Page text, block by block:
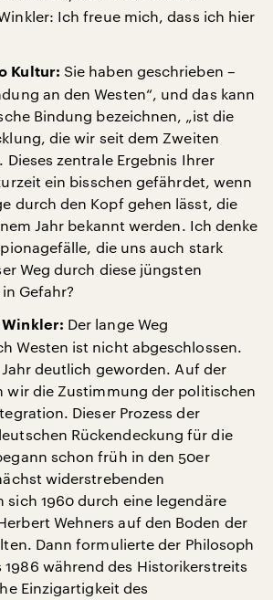
Ich freue mich, dass ich hier
Kultur: Sie haben geschrieben –
an den Westen“, und das kann
Bindung bezeichnen, „ist die
die wir seit dem Zweiten
Dieses zentrale Ergebnis Ihrer
ein bisschen gefährdet, wenn
durch den Kopf gehen lässt, die
Jahr bekannt werden. Ich denke
die uns auch stark
Weg durch diese jüngsten
Gefahr?
Winkler: Der lange Weg
Westen ist nicht abgeschlossen.
deutlich geworden. Auf der
wir die Zustimmung der politischen
Dieser Prozess der
Rückendeckung für die
schon früh in den 50er
widerstrebenden
sich 1960 durch eine legendäre
Wehners auf den Boden der
Dann formulierte der Philosoph
1986 während des Historikerstreits
Einzigartigkeit des